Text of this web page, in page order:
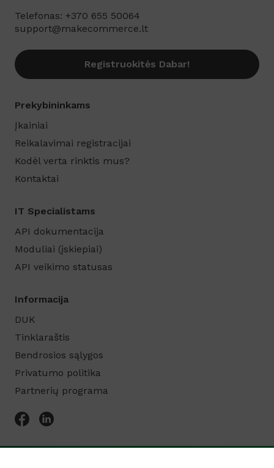
Telefonas: +370 655 50064
support@makecommerce.lt
Registruokitės Dabar!
Prekybininkams
Įkainiai
Reikalavimai registracijai
Kodėl verta rinktis mus?
Kontaktai
IT Specialistams
API dokumentacija
Moduliai (įskiepiai)
API veikimo statusas
Informacija
DUK
Tinklaraštis
Bendrosios sąlygos
Privatumo politika
Partnerių programa